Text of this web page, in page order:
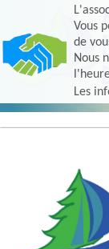
Vous
de
Nous
Les